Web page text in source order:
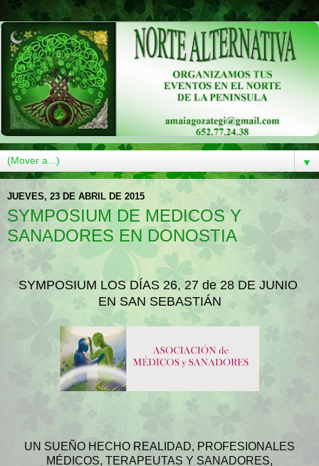
▼
JUEVES, 23 DE ABRIL DE 2015
SYMPOSIUM DE MEDICOS Y
SANADORES EN DONOSTIA
SYMPOSIUM LOS DÍAS 26, 27 de 28 DE JUNIO
EN SAN SEBASTIÁN
UN SUEÑO HECHO REALIDAD, PROFESIONALES
MÉDICOS, TERAPEUTAS Y SANADORES,